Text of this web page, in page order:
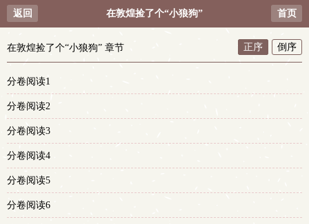
返回 在敦煌捡了个“小狼狗” 首页
在敦煌捡了个“小狼狗” 章节 正序 倒序
分卷阅读1
分卷阅读2
分卷阅读3
分卷阅读4
分卷阅读5
分卷阅读6